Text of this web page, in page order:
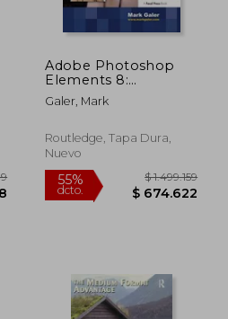
Adobe Photoshop
Elements 8:
Maximum
Performance:
Performance of
Elements (en Inglés)
Galer, Mark
Routledge, Tapa Dura,
Nuevo